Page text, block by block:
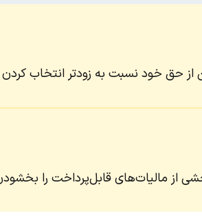
از حق خود نسبت به زودتر انتخاب
از مالیات‌های قابل‌پرداخت را